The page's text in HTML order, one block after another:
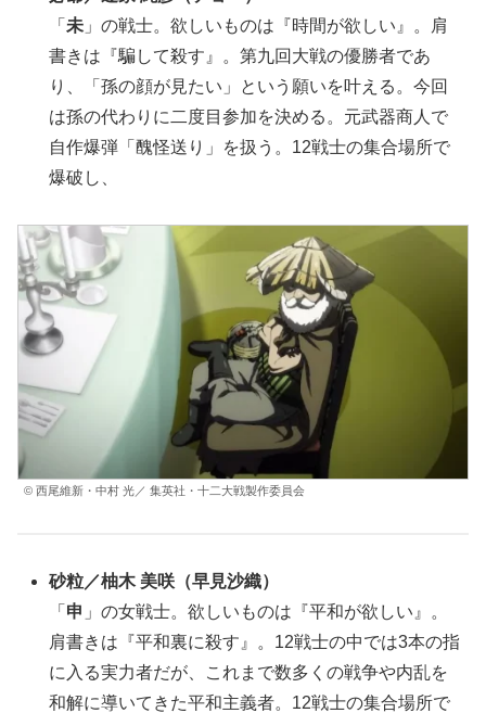
「未 」の戦士。欲しいものは『時間が欲しい』。肩
書きは『騙して殺す』。第九回大戦の優勝者であ
り、「孫の顔が見たい」という願いを叶える。今回
は孫の代わりに二度目参加を決める。元武器商人で
自作爆弾「醜怪送り」を扱う。12戦士の集合場所で
爆破し、
© 西尾維新・中村 光／ 集英社・十二大戦製作委員会
砂粒／柚木 美咲 （早見沙織）
「 申 」の女戦士。欲しいものは『平和が欲しい』。
肩書きは『平和裏に殺す』。12戦士の中では3本の指
に入る実力者だが、これまで数多くの戦争や内乱を
和解に導いてきた平和主義者。12戦士の集合場所で